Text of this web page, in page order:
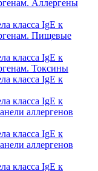
Аллергены
класса IgE к
Пищевые
класса IgE к
Токсины
класса IgE к
класса IgE к
аллергенов
класса IgE к
аллергенов
класса IgE к